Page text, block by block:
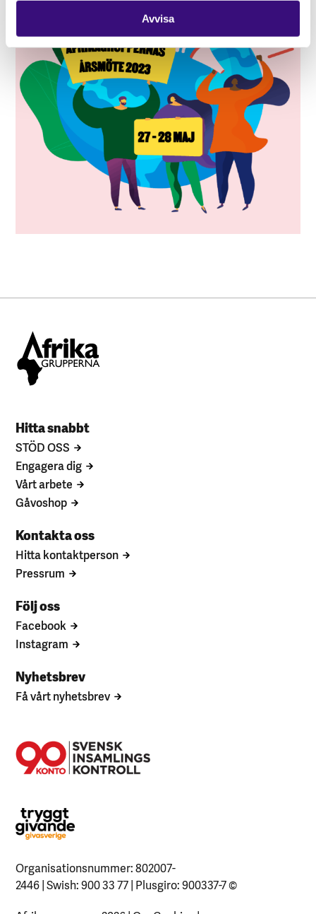
Avvisa
Hitta snabbt
STÖD OSS
Engagera dig
Vårt arbete
Gåvoshop
Kontakta oss
Hitta kontaktperson
Pressrum
Följ oss
Facebook
Instagram
Nyhetsbrev
Få vårt nyhetsbrev
Organisationsnummer: 802007-
2446 | Swish: 900 33 77 | Plusgiro: 900337-7©